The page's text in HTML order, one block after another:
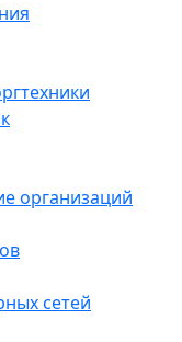
организаций
сетей